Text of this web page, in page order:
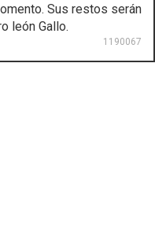
Sus restos serán
león Gallo.
1190067